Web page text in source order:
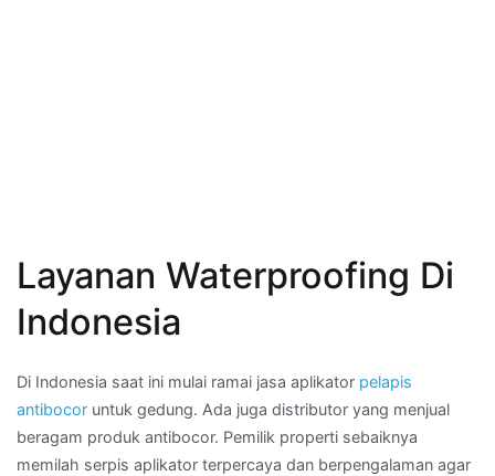
Layanan Waterproofing Di
Indonesia
Di Indonesia saat ini mulai ramai jasa aplikator pelapis
antibocor untuk gedung. Ada juga distributor yang menjual
beragam produk antibocor. Pemilik properti sebaiknya
memilah serpis aplikator terpercaya dan berpengalaman agar